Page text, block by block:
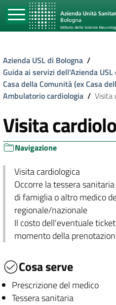
Azienda USL di Bologna /
Guida ai servizi dell'Azienda USL
Casa della Comunità (ex Casa
Ambulatorio cardiologia / Visita
Visita
Navigazione
Visita cardiologica
Occorre la tessera
di famiglia o altro medico
regionale/nazionale
Il costo dell'eventuale
momento della
Cosa serve
Prescrizione del medico
Tessera sanitaria